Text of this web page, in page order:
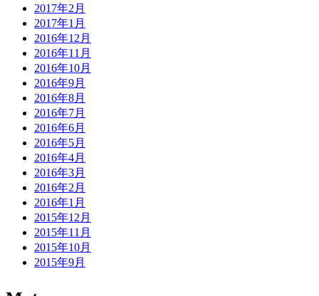
2017年2月
2017年1月
2016年12月
2016年11月
2016年10月
2016年9月
2016年8月
2016年7月
2016年6月
2016年5月
2016年4月
2016年3月
2016年2月
2016年1月
2015年12月
2015年11月
2015年10月
2015年9月